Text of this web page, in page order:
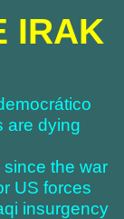
IRAK
are dying
the war
US forces
insurgency